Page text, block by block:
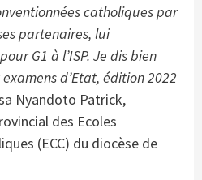
catholiques par
partenaires, lui
G1 à l’ISP. Je dis bien
d’Etat, édition 2022
Nyandoto Patrick,
des Ecoles
(ECC) du diocèse de